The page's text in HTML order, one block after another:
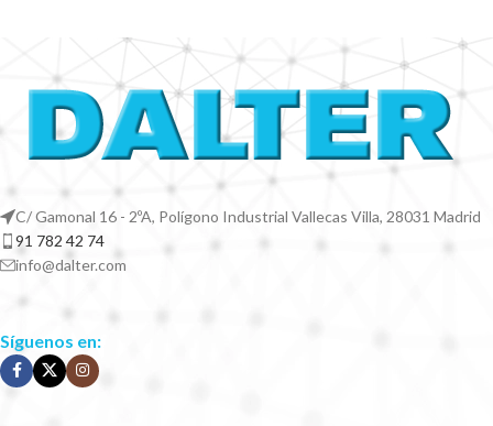
C/ Gamonal 16 - 2ºA, Polígono Industrial Vallecas Villa, 28031 Madrid
91 782 42 74
info@dalter.com
Síguenos en: